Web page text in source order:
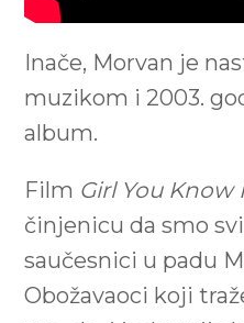
Inače, Morvan je
muzikom i 2003.
album.
Film Girl You Know
činjenicu da smo
saučesnici u padu
Obožavaoci koji